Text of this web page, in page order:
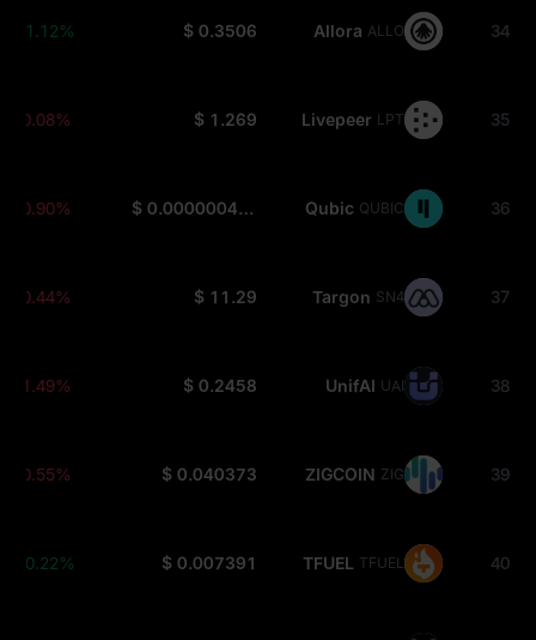
34
Allora ALLO
$ 0.3506
+1.12%
35
Livepeer LPT
$ 1.269
-0.08%
36
Qubic QUBIC
$ 0.0000004472
-0.90%
37
Targon SN4
$ 11.29
-0.44%
38
UnifAI UAI
$ 0.2458
-1.49%
39
ZIGCOIN ZIG
$ 0.040373
-0.55%
40
TFUEL TFUEL
$ 0.007391
+0.22%